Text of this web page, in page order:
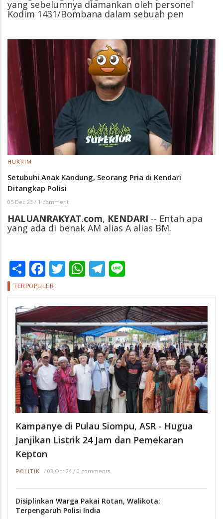
yang sebelumnya diamankan oleh personel
Kodim 1431/Bombana dalam sebuah pen
HUKRIM
Setubuhi Anak Kandung, Seorang Pria di Kendari
Ditangkap Polisi
05 Dec 23 / 1 comment
HALUANRAKYAT.com, KENDARI -- Entah apa
yang ada di benak AM alias A alias BM.
ShareFacebook
Twitter
WhatsApp
Telegram
TERPOPULER
Kampanye di Pulau Siompu, ASR - Hugua
Janjikan Listrik 24 Jam dan Pemekaran
Kepton
POLITIK / 03 Oct 24 / 0 comments
Disiplinkan Warga Pakai Rotan, Walikota:
Terpengaruh Polisi India